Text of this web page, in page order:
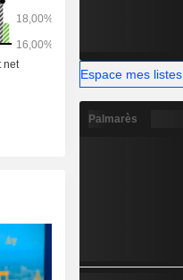
Espace mes listes
Palmarès